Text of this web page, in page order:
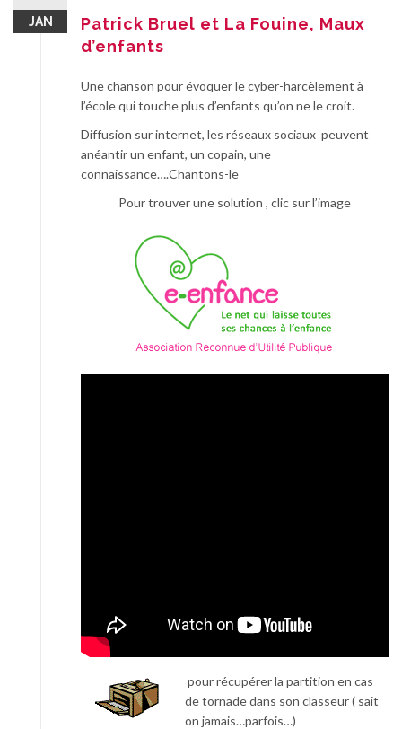
JAN
Patrick Bruel et La Fouine, Maux
d’enfants
Une chanson pour évoquer le cyber-harcèlement à
l’école qui touche plus d’enfants qu’on ne le croit.
Diffusion sur internet, les réseaux sociaux peuvent
anéantir un enfant, un copain, une
connaissance….Chantons-le
Pour trouver une solution , clic sur l’image
pour récupérer la partition en cas
de tornade dans son classeur ( sait
on jamais…parfois…)